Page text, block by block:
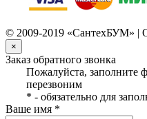
© 2009-2019 «СантехБУМ» |
×
Заказ обратного звонка
Пожалуйста, заполните
перезвоним
* - обязательно для
Ваше имя *